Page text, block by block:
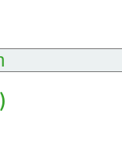
)